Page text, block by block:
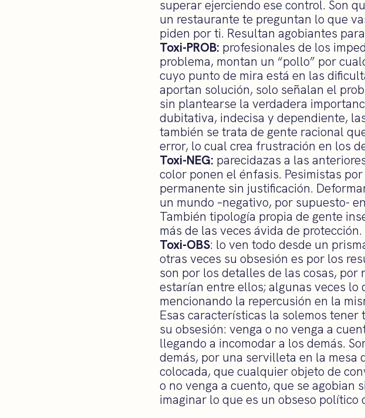
superar ejerciendo ese control. Son
un restaurante te preguntan lo que
piden por ti. Resultan agobiantes
Toxi-PROB: profesionales de los
problema, montan un “pollo” por
cuyo punto de mira está en las
aportan solución, solo señalan el
sin plantearse la verdadera
dubitativa, indecisa y dependiente,
también se trata de gente racional
error, lo cual crea frustración en los
Toxi-NEG: parecidazas a las
color ponen el énfasis. Pesimistas
permanente sin justificación.
un mundo –negativo, por supuesto-
También tipología propia de gente
más de las veces ávida de protección.
Toxi-OBS: lo ven todo desde un
otras veces su obsesión es por los
son por los detalles de las cosas,
estarían entre ellos; algunas veces lo
mencionando la repercusión en la
Esas características la solemos
su obsesión: venga o no venga a
llegando a incomodar a los demás.
demás, por una servilleta en la
colocada, que cualquier objeto de
o no venga a cuento, que se agobian
imaginar lo que es un obseso político